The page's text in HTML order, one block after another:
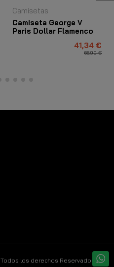
Camisetas
Camiseta George V
Paris Dollar Flamenco
41,34 €
68,90 €
. Todos los derechos Reservados.